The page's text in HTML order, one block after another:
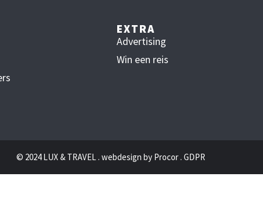
EXTRA
Advertising
Win een reis
© 2024 LUX & TRAVEL . webdesign by Procor . GDPR